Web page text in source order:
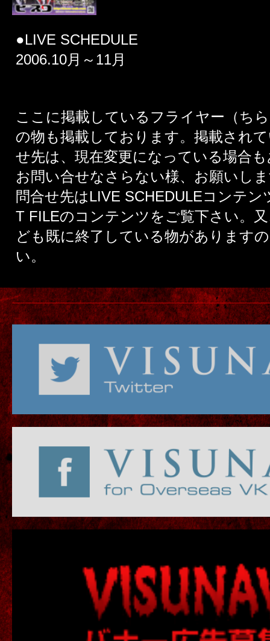
●LIVE SCHEDULE
2006.10月～11月
ここに掲載しているフライヤー（ち
の物も掲載しております。掲載され
せ先は、現在変更になっている場合
お問い合せなさらない様、お願いし
問合せ先はLIVE SCHEDULEコンテン
T FILEのコンテンツをご覧下さい。
ども既に終了している物があります
い。